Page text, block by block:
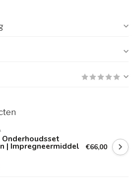
| Impregneermiddel €66,00